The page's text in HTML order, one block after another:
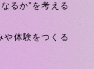
るか”を考える
や体験をつくる